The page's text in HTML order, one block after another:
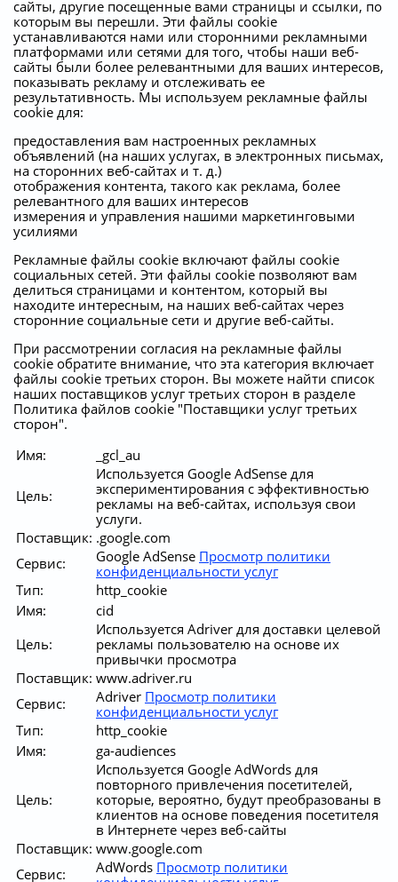
сайты, другие посещенные вами страницы и ссылки, по
которым вы перешли. Эти файлы cookie
устанавливаются нами или сторонними рекламными
платформами или сетями для того, чтобы наши веб-
сайты были более релевантными для ваших интересов,
показывать рекламу и отслеживать ее
результативность. Мы используем рекламные файлы
cookie для:
предоставления вам настроенных рекламных
объявлений (на наших услугах, в электронных письмах,
на сторонних веб-сайтах и т. д.)
отображения контента, такого как реклама, более
релевантного для ваших интересов
измерения и управления нашими маркетинговыми
усилиями
Рекламные файлы cookie включают файлы cookie
социальных сетей. Эти файлы cookie позволяют вам
делиться страницами и контентом, который вы
находите интересным, на наших веб-сайтах через
сторонние социальные сети и другие веб-сайты.
При рассмотрении согласия на рекламные файлы
cookie обратите внимание, что эта категория включает
файлы cookie третьих сторон. Вы можете найти список
наших поставщиков услуг третьих сторон в разделе
Политика файлов cookie "Поставщики услуг третьих
сторон".
Имя:
_gcl_au
Цель:
Используется Google AdSense для
экспериментирования с эффективностью
рекламы на веб-сайтах, используя свои
услуги.
Поставщик: .google.com
Сервис:
Google AdSense Просмотр политики
конфиденциальности услуг
Тип:
http_cookie
Имя:
cid
Цель:
Используется Adriver для доставки целевой
рекламы пользователю на основе их
привычки просмотра
Поставщик: www.adriver.ru
Сервис:
Adriver Просмотр политики
конфиденциальности услуг
Тип:
http_cookie
Имя:
ga-audiences
Цель:
Используется Google AdWords для
повторного привлечения посетителей,
которые, вероятно, будут преобразованы в
клиентов на основе поведения посетителя
в Интернете через веб-сайты
Поставщик: www.google.com
Сервис:
AdWords Просмотр политики